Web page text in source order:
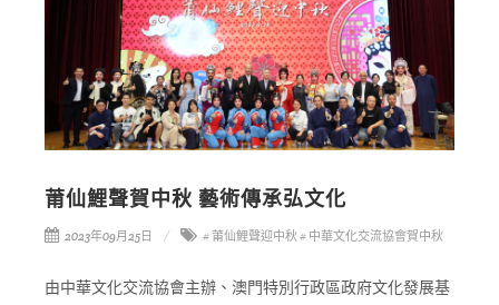
莆仙鯉聲賀中秋 藝術傳承弘文化
2023年09月25日 # 莆仙鯉聲迎中秋 # 中華文化交流協會賀中秋
由中華文化交流協會主辦、澳門特別行政區政府文化發展基